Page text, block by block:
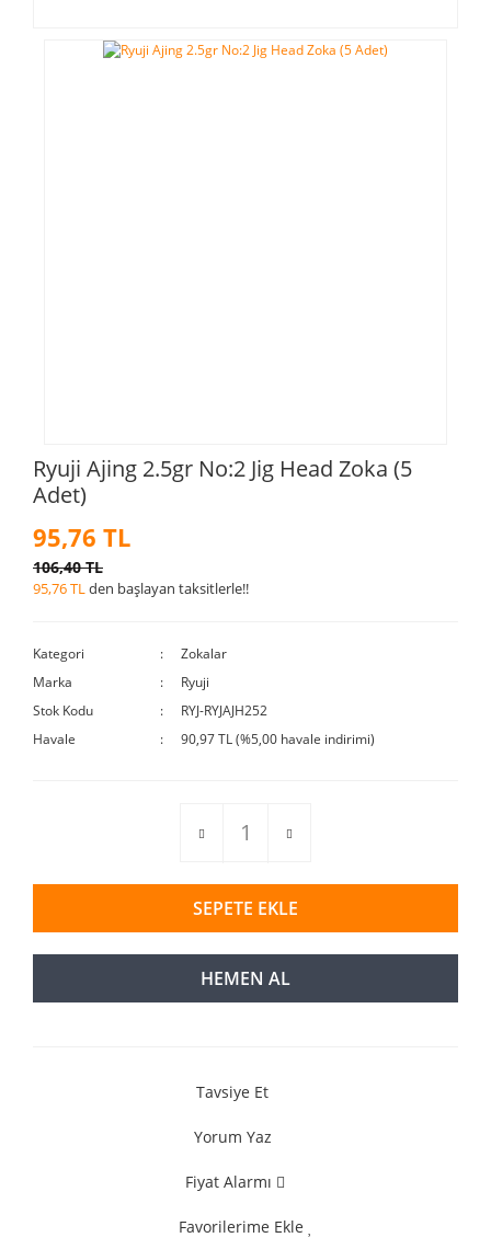
Ryuji Ajing 2.5gr No:2 Jig Head Zoka (5
Adet)
95,76 TL
106,40 TL
95,76 TLden başlayan taksitlerle!!
Kategori
Zokalar
Marka
Ryuji
Stok Kodu
RYJ-RYJAJH252
Havale
90,97 TL (%5,00 havale indirimi)
SEPETE EKLE
HEMEN AL
Tavsiye Et
Yorum Yaz
Fiyat Alarmı
Favorilerime Ekle